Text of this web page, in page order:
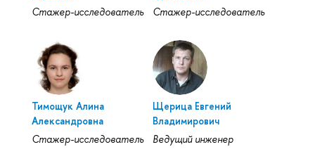
Стажер-исследователь
Стажер-исследователь
Тимощук Алина
Александровна
Стажер-исследователь
Щерица Евгений
Владимирович
Ведущий инженер